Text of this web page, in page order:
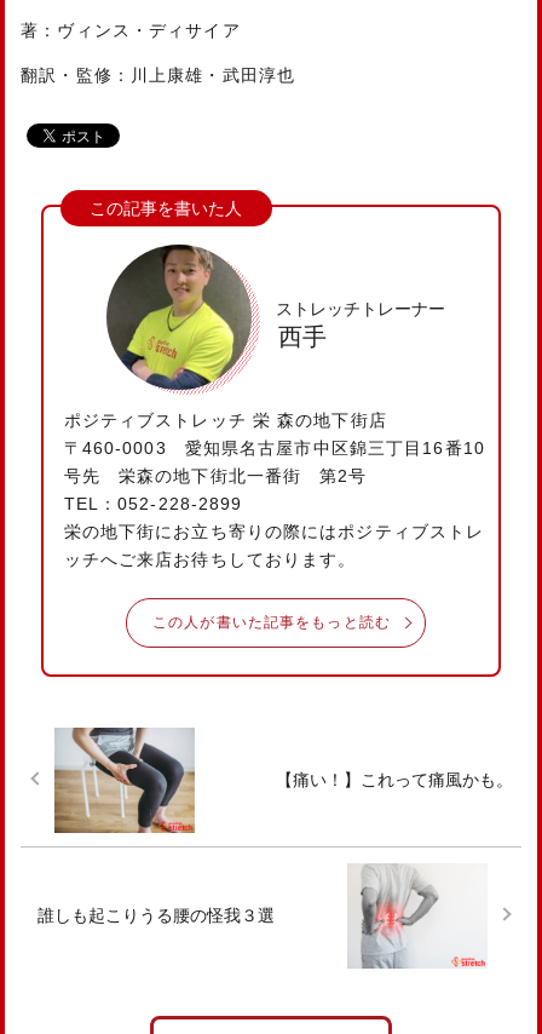
著：ヴィンス・ディサイア
翻訳・監修：川上康雄・武田淳也
ストレッチトレーナー
西手
ポジティブストレッチ 栄 森の地下街店
〒460-0003 愛知県名古屋市中区錦三丁目16番10
号先 栄森の地下街北一番街 第2号
TEL：052-228-2899
栄の地下街にお立ち寄りの際にはポジティブストレ
ッチへご来店お待ちしております。
この人が書いた記事をもっと読む
【痛い！】これって痛風かも。
誰しも起こりうる腰の怪我３選